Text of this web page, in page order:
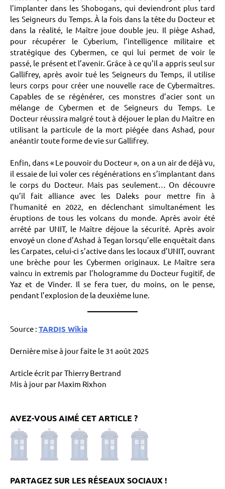
l’implanter dans les Shobogans, qui deviendront plus tard
les Seigneurs du Temps. À la fois dans la tête du Docteur et
dans la réalité, le Maître joue double jeu. Il piège Ashad,
pour récupérer le Cyberium, l’intelligence militaire et
stratégique des Cybermen, ce qui lui permet de voir le
passé, le présent et l’avenir. Grâce à ce qu’il a appris seul sur
Gallifrey, après avoir tué les Seigneurs du Temps, il utilise
leurs corps pour créer une nouvelle race de Cybermaîtres.
Capables de se régénérer, ces monstres d’acier sont un
mélange de Cybermen et de Seigneurs du Temps. Le
Docteur réussira malgré tout à déjouer le plan du Maître en
utilisant la particule de la mort piégée dans Ashad, pour
anéantir toute forme de vie sur Gallifrey.
Enfin, dans « Le pouvoir du Docteur », on a un air de déjà vu,
il essaie de lui voler ces régénérations en s’implantant dans
le corps du Docteur. Mais pas seulement… On découvre
qu’il fait alliance avec les Daleks pour mettre fin à
l’humanité en 2022, en déclenchant simultanément les
éruptions de tous les volcans du monde. Après avoir été
arrêté par UNIT, le Maître déjoue la sécurité. Après avoir
envoyé un clone d’Ashad à Tegan lorsqu’elle enquêtait dans
les Carpates, celui-ci s’active dans les locaux d’UNIT, ouvrant
une brèche pour les Cybermen originaux. Le Maître sera
vaincu in extremis par l’hologramme du Docteur fugitif, de
Yaz et de Vinder. Il se fera tuer, du moins, on le pense,
pendant l’explosion de la deuxième lune.
Source : TARDIS Wikia
Dernière mise à jour faite le 31 août 2025
Article écrit par Thierry Bertrand
Mis à jour par Maxim Rixhon
AVEZ-VOUS AIMÉ CET ARTICLE ?